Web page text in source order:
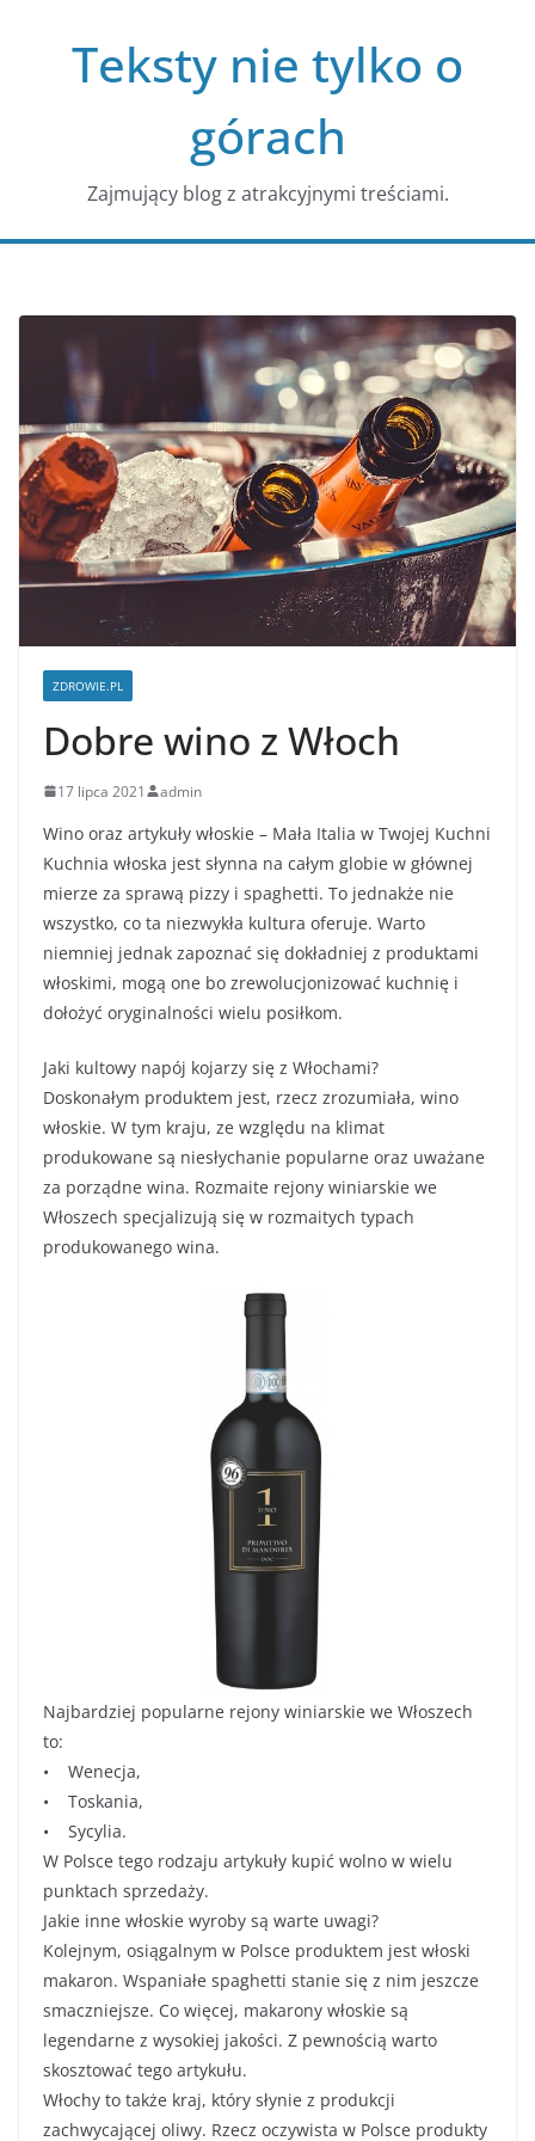
Teksty nie tylko o
górach
Zajmujący blog z atrakcyjnymi treściami.
ZDROWIE.PL
Dobre wino z Włoch
17 lipca 2021 admin
Wino oraz artykuły włoskie – Mała Italia w Twojej Kuchni
Kuchnia włoska jest słynna na całym globie w głównej
mierze za sprawą pizzy i spaghetti. To jednakże nie
wszystko, co ta niezwykła kultura oferuje. Warto
niemniej jednak zapoznać się dokładniej z produktami
włoskimi, mogą one bo zrewolucjonizować kuchnię i
dołożyć oryginalności wielu posiłkom.
Jaki kultowy napój kojarzy się z Włochami?
Doskonałym produktem jest, rzecz zrozumiała, wino
włoskie. W tym kraju, ze względu na klimat
produkowane są niesłychanie popularne oraz uważane
za porządne wina. Rozmaite rejony winiarskie we
Włoszech specjalizują się w rozmaitych typach
produkowanego wina.
Najbardziej popularne rejony winiarskie we Włoszech
to:
• Wenecja,
• Toskania,
• Sycylia.
W Polsce tego rodzaju artykuły kupić wolno w wielu
punktach sprzedaży.
Jakie inne włoskie wyroby są warte uwagi?
Kolejnym, osiągalnym w Polsce produktem jest włoski
makaron. Wspaniałe spaghetti stanie się z nim jeszcze
smaczniejsze. Co więcej, makarony włoskie są
legendarne z wysokiej jakości. Z pewnością warto
skosztować tego artykułu.
Włochy to także kraj, który słynie z produkcji
zachwycającej oliwy. Rzecz oczywista w Polsce produkty